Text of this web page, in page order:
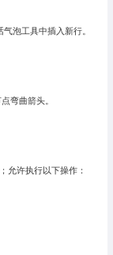
泡工具中插入新行。
弯曲箭头。
允许执行以下操作：